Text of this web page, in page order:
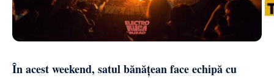
În acest weekend, satul bănățean face echipă cu